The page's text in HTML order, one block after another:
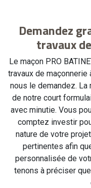
Demandez
travaux
Le maçon PRO
travaux de
nous le demandez.
de notre court
avec minutie. Vous
comptez investir
nature de votre
pertinentes afin
personnalisée de
tenons à préciser